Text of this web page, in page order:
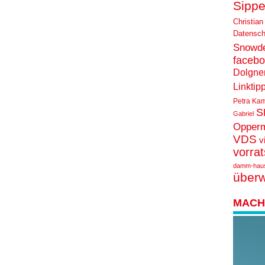
Petra
Gabriel
VDS
damm-